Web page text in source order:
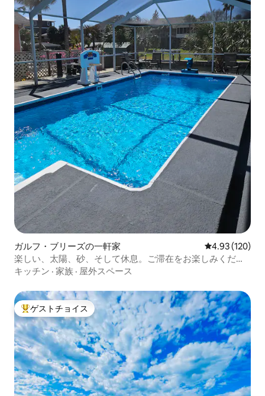
ガルフ・ブリーズの一軒家 レビュー120
4.93 (120)
楽しい、太陽、砂、そして休息。ご滞在をお楽しみくださ
い。
キッチン · 家族 · 屋外スペース
大好評のゲストチョイスです。
ゲストチョイス